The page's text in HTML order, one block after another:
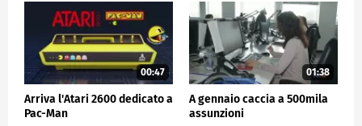
condividere aneddoti sulla sua carriera. Per
l'occasione è stata stampata una carta celebrativa
dell'evento e una carta esclusiva dedicata al
campione, riservata ai 180 partecipanti al
Meet&Greet.
CRONACA
00:47
Arriva l'Atari 2600 dedicato a
Pac-Man
01:38
A gennaio caccia a 500mila
assunzioni